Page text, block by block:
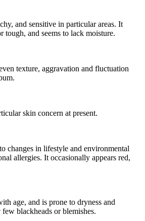
and sensitive in particular areas. It
tough, and seems to lack moisture.
texture, aggravation and fluctuation
skin concern at present.
changes in lifestyle and environmental
allergies. It occasionally appears red,
age, and is prone to dryness and
blackheads or blemishes.